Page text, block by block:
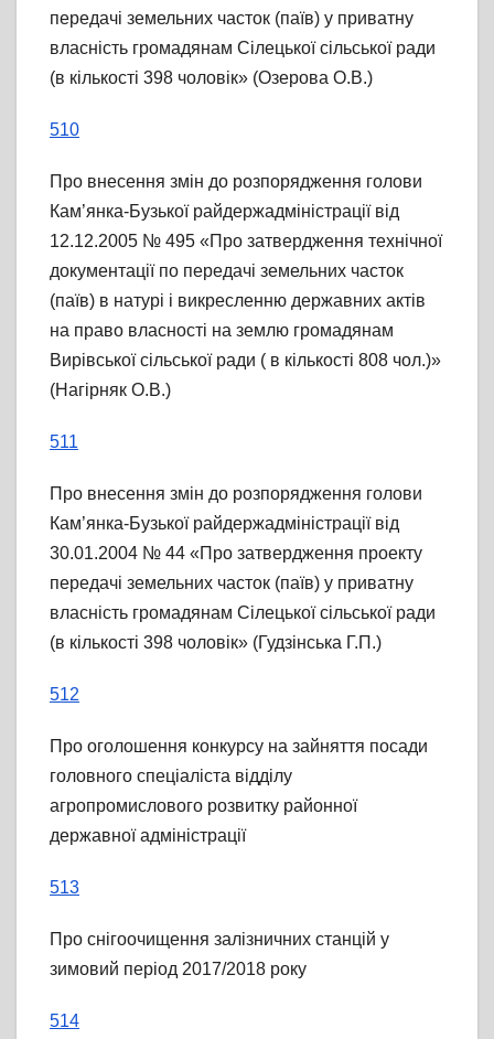
передачі земельних часток (паїв) у приватну
власність громадянам Сілецької сільської ради
(в кількості 398 чоловік» (Озерова О.В.)
510
Про внесення змін до розпорядження голови
Кам’янка-Бузької райдержадміністрації від
12.12.2005 № 495 «Про затвердження технічної
документації по передачі земельних часток
(паїв) в натурі і викресленню державних актів
на право власності на землю громадянам
Вирівської сільської ради ( в кількості 808 чол.)»
(Нагірняк О.В.)
511
Про внесення змін до розпорядження голови
Кам’янка-Бузької райдержадміністрації від
30.01.2004 № 44 «Про затвердження проекту
передачі земельних часток (паїв) у приватну
власність громадянам Сілецької сільської ради
(в кількості 398 чоловік» (Гудзінська Г.П.)
512
Про оголошення конкурсу на зайняття посади
головного спеціаліста відділу
агропромислового розвитку районної
державної адміністрації
513
Про снігоочищення залізничних станцій у
зимовий період 2017/2018 року
514